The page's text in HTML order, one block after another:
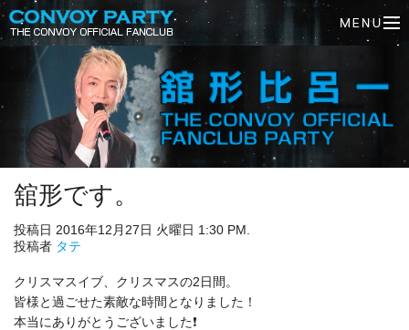
舘形です。
投稿日 2016年12月27日 火曜日 1:30 PM.
投稿者 タテ
クリスマスイブ、クリスマスの2日間。
皆様と過ごせた素敵な時間となりました！
本当にありがとうございました❗